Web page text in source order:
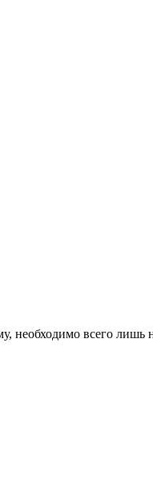
необходимо всего